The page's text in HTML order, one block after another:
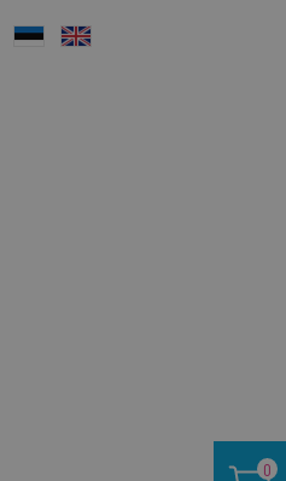
LANGUAGE
Корзина
0